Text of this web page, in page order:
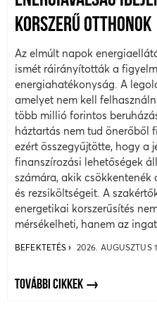
KORSZERŰ OTTHONOK
Az elmúlt napok
ismét ráirányították a
energiahatékonyság. A
amelyet nem kell
több millió forintos
háztartás nem tud önerőből
ezért összegyűjtötte, hogy a
finanszírozási lehetőségek
számára, akik
és rezsiköltségeit. A
energetikai korszerűsítés
mérsékelheti, hanem az
BEFEKTETÉS 2026. AUGUSZTUS
TOVÁBBI CIKKEK